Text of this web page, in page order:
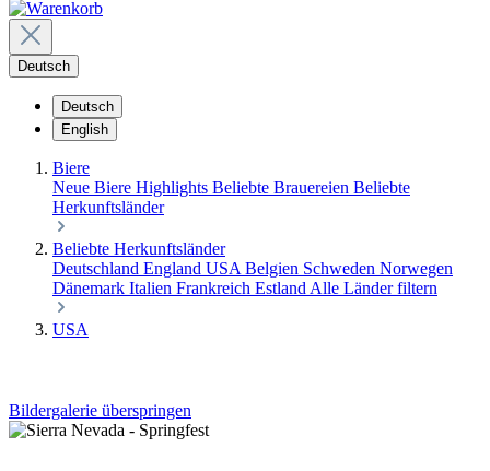
Deutsch
Deutsch
English
Biere
Neue Biere Highlights Beliebte Brauereien Beliebte
Herkunftsländer
Beliebte Herkunftsländer
Deutschland England USA Belgien Schweden Norwegen
Dänemark Italien Frankreich Estland Alle Länder filtern
USA
Bildergalerie überspringen